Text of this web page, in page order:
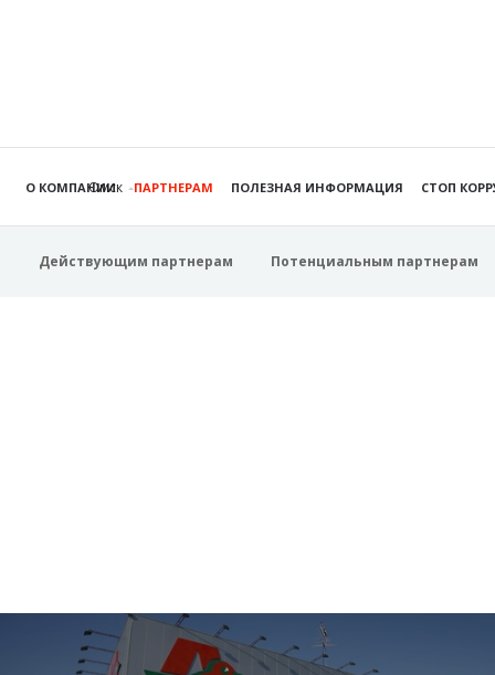
Омск
О КОМПАНИИ ПАРТНЕРАМ ПОЛЕЗНАЯ ИНФОРМАЦИЯ СТОП
Действующим партнерам Потенциальным партнерам